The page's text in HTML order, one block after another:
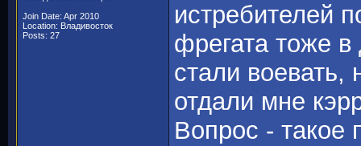
Join Date: Apr 2010
Location: Владивосток
Posts: 27
истребителей
фрегата тоже
стали воевать,
отдали мне
Вопрос - такое